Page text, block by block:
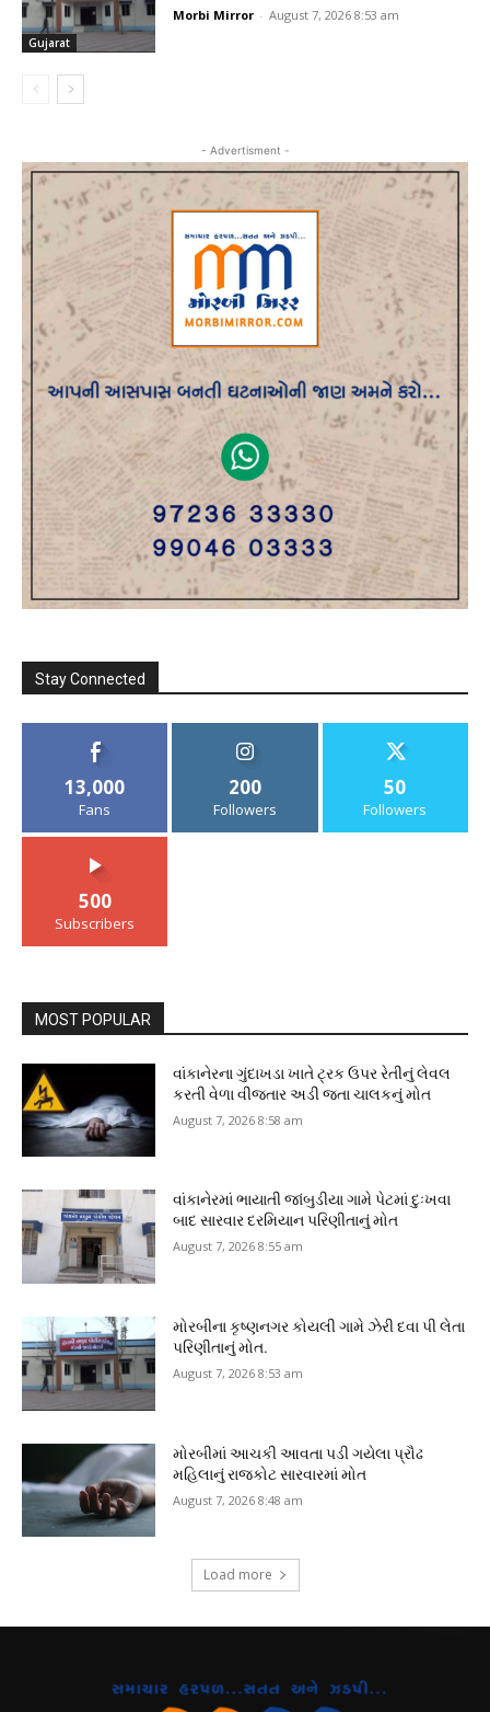
Gujarat
Morbi Mirror - August 7, 2026 8:53 am
- Advertisment -
Stay Connected
13,000
Fans
200
Followers
50
Followers
500
Subscribers
MOST POPULAR
વાંકાનેરના ગુંદાખડા ખાતે ટ્રક ઉપર રેતીનું લેવલ
કરતી વેળા વીજતાર અડી જતા ચાલકનું મોત
August 7, 2026 8:58 am
વાંકાનેરમાં ભાયાતી જાંબુડીયા ગામે પેટમાં દુઃખવા
બાદ સારવાર દરમિયાન પરિણીતાનું મોત
August 7, 2026 8:55 am
મોરબીના કૃષ્ણનગર કોયલી ગામે ઝેરી દવા પી લેતા
પરિણીતાનું મોત.
August 7, 2026 8:53 am
મોરબીમાં આચકી આવતા પડી ગયેલા પ્રૌઢ
મહિલાનું રાજકોટ સારવારમાં મોત
August 7, 2026 8:48 am
Load more